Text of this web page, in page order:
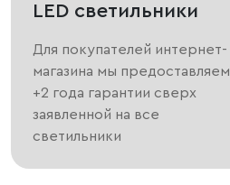
LED светильники
Для покупателей интернет-
магазина мы предоставляем
+2 года гарантии сверх
заявленной на все
светильники